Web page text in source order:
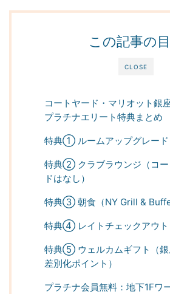
CLOSE
この記事の
コートヤード・マリオット銀
プラチナエリート特典まとめ
特典① ルームアップグレード
特典② クラブラウンジ（コー
ドはなし）
特典③ 朝食（NY Grill &
特典④ レイトチェックアウト
特典⑤ ウェルカムギフト（銀
差別化ポイント）
プラチナ会員無料：地下1Fワ